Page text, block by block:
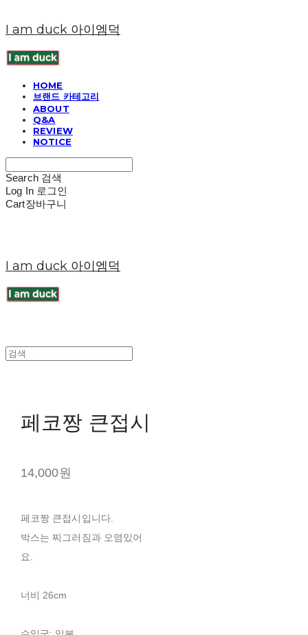
I am duck 아이엠덕
HOME
브랜드 카테고리
ABOUT
Q&A
REVIEW
NOTICE
Search 검색
Log In 로그인
Cart장바구니
I am duck 아이엠덕
페코짱 큰접시
14,000원
페코짱 큰접시입니다.
박스는 찌그러짐과 오염있어
요.
너비 26cm